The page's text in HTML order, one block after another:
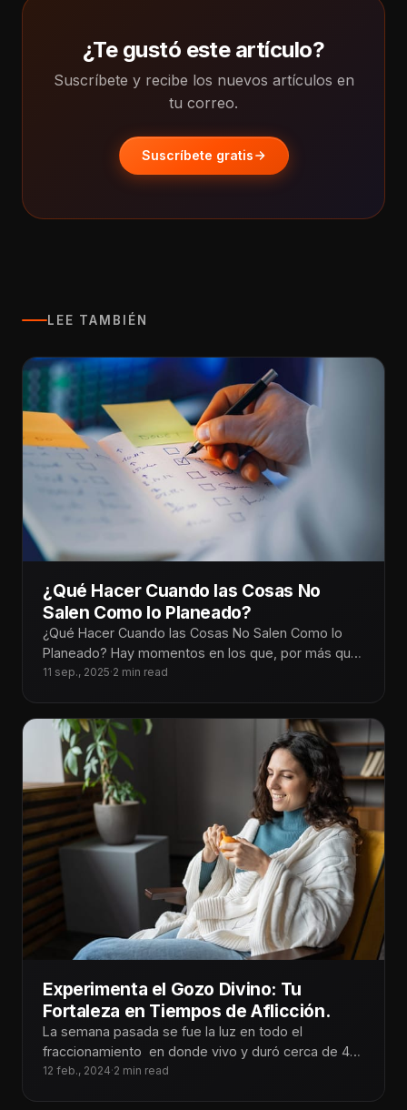
¿Te gustó este artículo?
Suscríbete y recibe los nuevos artículos en
tu correo.
Suscríbete gratis
LEE TAMBIÉN
¿Qué Hacer Cuando las Cosas No
Salen Como lo Planeado?
¿Qué Hacer Cuando las Cosas No Salen Como lo
Planeado? Hay momentos en los que, por más que
planeamos cada
11 sep., 2025·2 min read
Experimenta el Gozo Divino: Tu
Fortaleza en Tiempos de Aflicción.
La semana pasada se fue la luz en todo el
fraccionamiento en donde vivo y duró cerca de 48
horas.
12 feb., 2024·2 min read